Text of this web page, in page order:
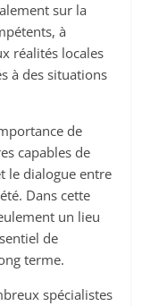
sur la
à
réalités locales
à des situations
de
capables de
le dialogue entre
Dans cette
un lieu
de
terme.
spécialistes